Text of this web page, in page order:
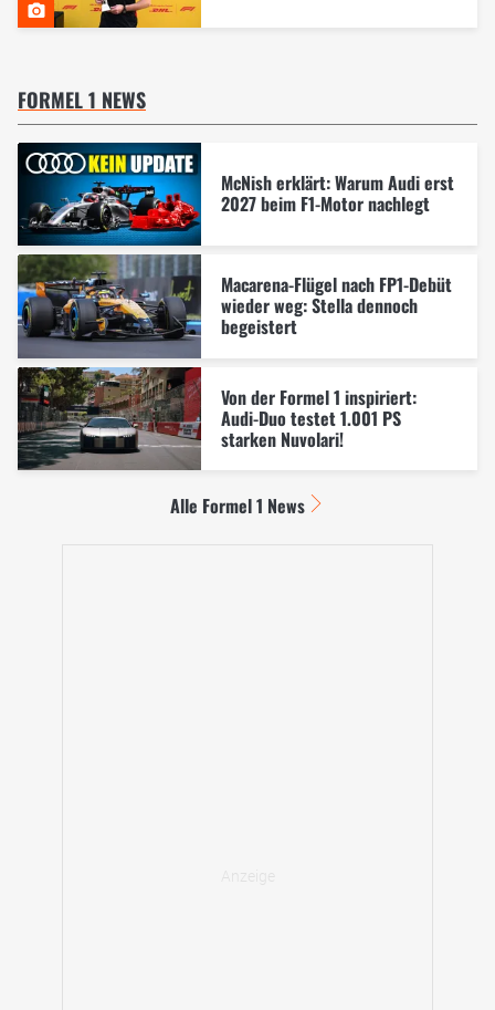
FORMEL 1 NEWS
McNish erklärt: Warum Audi erst
2027 beim F1-Motor nachlegt
Macarena-Flügel nach FP1-Debüt
wieder weg: Stella dennoch
begeistert
Von der Formel 1 inspiriert:
Audi-Duo testet 1.001 PS
starken Nuvolari!
Alle Formel 1 News